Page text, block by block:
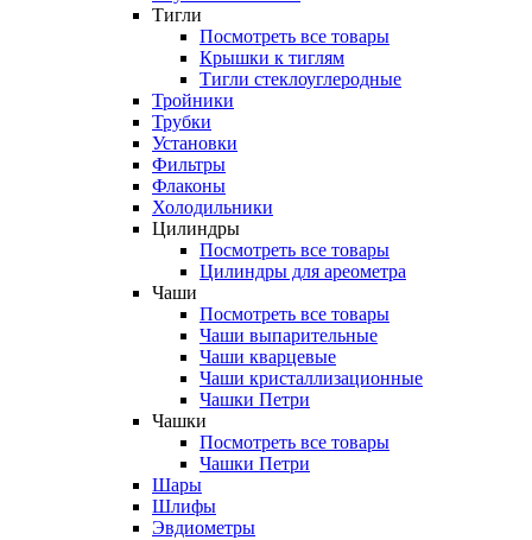
Тигли
Посмотреть все товары
Крышки к тиглям
Тигли стеклоуглеродные
Тройники
Трубки
Установки
Фильтры
Флаконы
Холодильники
Цилиндры
Посмотреть все товары
Цилиндры для ареометра
Чаши
Посмотреть все товары
Чаши выпарительные
Чаши кварцевые
Чаши кристаллизационные
Чашки Петри
Чашки
Посмотреть все товары
Чашки Петри
Шары
Шлифы
Эвдиометры